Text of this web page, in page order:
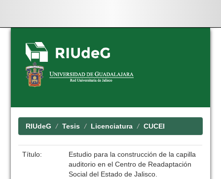
Skip
navigation
RIUdeG Tesis Licenciatura CUCEI
Título:
Estudio para la construcción de la capilla
auditorio en el Centro de Readaptación
Social del Estado de Jalisco.